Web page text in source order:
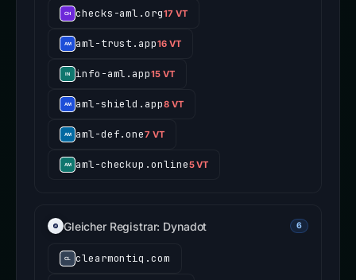
checks-aml.org17 VT
aml-trust.app16 VT
info-aml.app15 VT
aml-shield.app8 VT
aml-def.one7 VT
aml-checkup.online5 VT
Gleicher Registrar: Dynadot 6
clearmontiq.com